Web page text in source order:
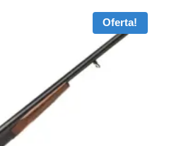
Oferta!